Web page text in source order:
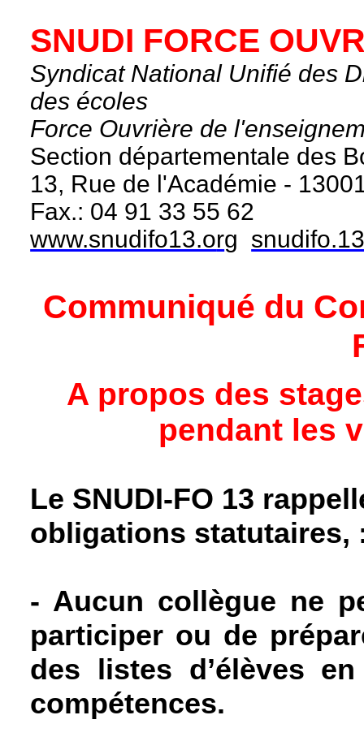
SNUDI FORCE
Syndicat National Unifié des
des écoles
Force Ouvrière de
Section départementale des
13, Rue de l'Académie -
Fax.: 04 91 33 55 62
www.snudifo13.org
Communiqué du
A propos des
pendant les
Le SNUDI-FO 13
obligations statutaires,
- Aucun collègue ne
participer ou de
des listes d’élèves
compétences.